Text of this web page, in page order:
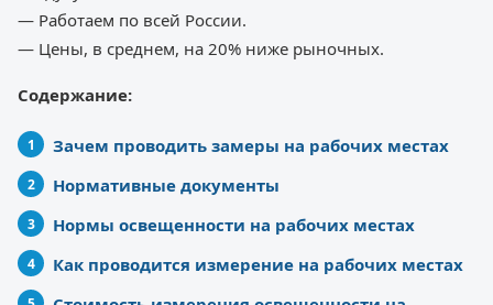
— Работаем по всей России.
— Цены, в среднем, на 20% ниже рыночных.
Содержание:
Зачем проводить замеры на рабочих местах
Нормативные документы
Нормы освещенности на рабочих местах
Как проводится измерение на рабочих местах